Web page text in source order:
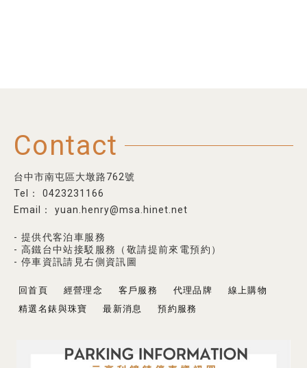
Contact
台中市南屯區大墩路762號
0423231166
yuan.henry@msa.hinet.net
- 提供代客泊車服務
- 高鐵台中站接駁服務（敬請提前來電預約）
- 停車資訊請見右側資訊圖
回首頁 經營理念 客戶服務 代理品牌
線上購物
精選名錶與珠寶
最新消息 預約服務